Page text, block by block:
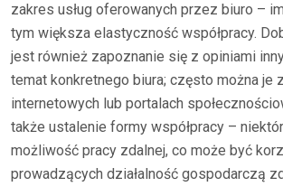
zakres usług oferowanych przez biuro –
tym większa elastyczność współpracy.
jest również zapoznanie się z opiniami
temat konkretnego biura; często można je
internetowych lub portalach
także ustalenie formy współpracy –
możliwość pracy zdalnej, co może być
prowadzących działalność gospodarczą